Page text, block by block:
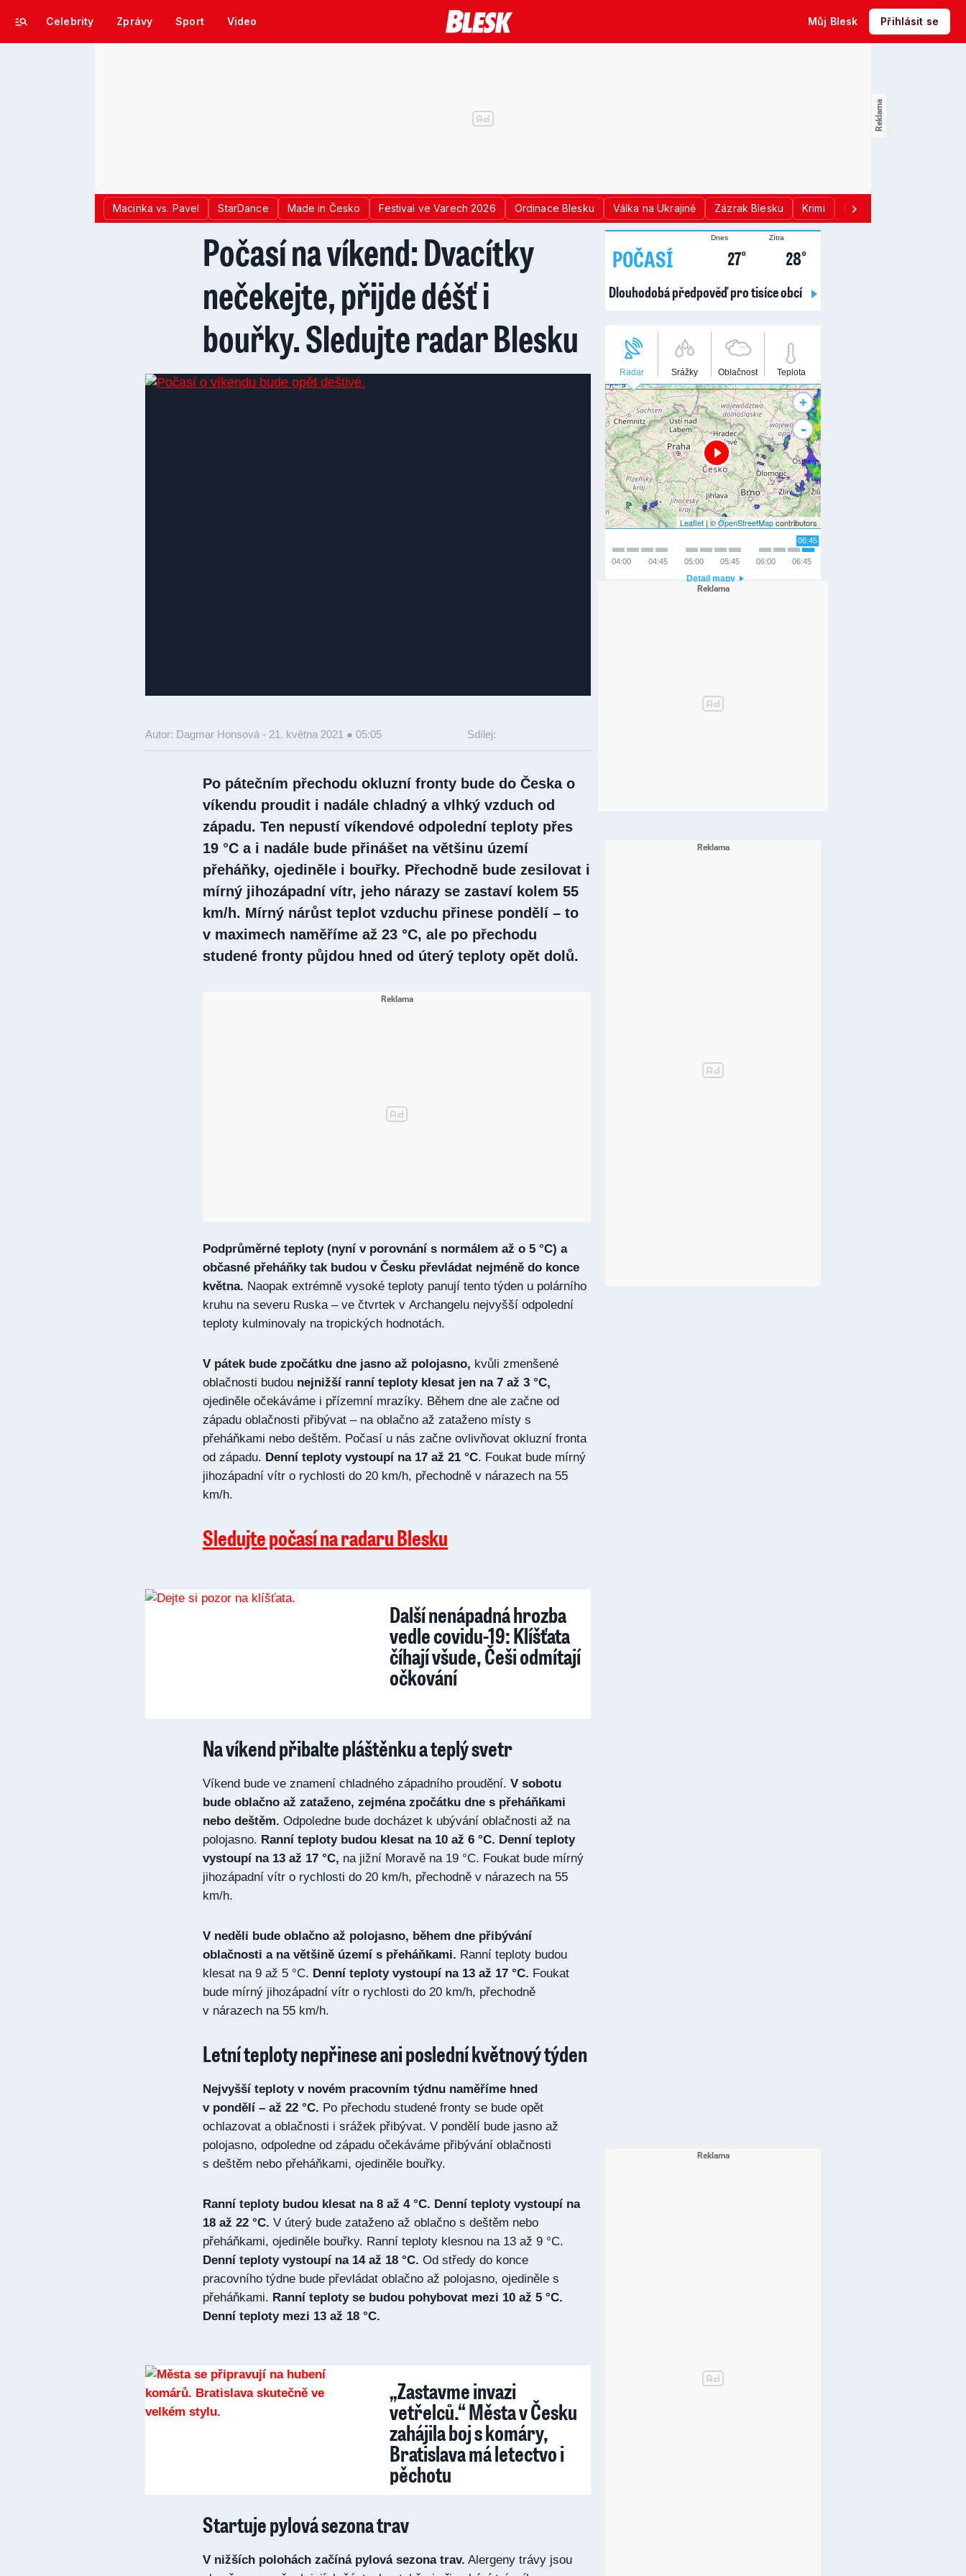
Celebrity Zprávy Sport Video Můj Blesk Přihlásit se
Macinka vs. Pavel StarDance Made in Česko Festival ve Varech 2026 Ordinace Blesku Válka na Ukrajině Zázrak Blesku Krimi Donald Trump
Počasí na víkend: Dvacítky
nečekejte, přijde déšť i
bouřky. Sledujte radar Blesku
Autor: Dagmar Honsová - 21. května 2021 ● 05:05 Sdílej:
Po pátečním přechodu okluzní fronty bude do Česka o
víkendu proudit i nadále chladný a vlhký vzduch od
západu. Ten nepustí víkendové odpolední teploty přes
19 °C a i nadále bude přinášet na většinu území
přeháňky, ojediněle i bouřky. Přechodně bude zesilovat i
mírný jihozápadní vítr, jeho nárazy se zastaví kolem 55
km/h. Mírný nárůst teplot vzduchu přinese pondělí – to
v maximech naměříme až 23 °C, ale po přechodu
studené fronty půjdou hned od úterý teploty opět dolů.
Podprůměrné teploty (nyní v porovnání s normálem až o 5 °C) a
občasné přeháňky tak budou v Česku převládat nejméně do konce
května. Naopak extrémně vysoké teploty panují tento týden u polárního
kruhu na severu Ruska – ve čtvrtek v Archangelu nejvyšší odpolední
teploty kulminovaly na tropických hodnotách.
V pátek bude zpočátku dne jasno až polojasno, kvůli zmenšené
oblačnosti budou nejnižší ranní teploty klesat jen na 7 až 3 °C,
ojediněle očekáváme i přízemní mrazíky. Během dne ale začne od
západu oblačnosti přibývat – na oblačno až zataženo místy s
přeháňkami nebo deštěm. Počasí u nás začne ovlivňovat okluzní fronta
od západu. Denní teploty vystoupí na 17 až 21 °C. Foukat bude mírný
jihozápadní vítr o rychlosti do 20 km/h, přechodně v nárazech na 55
km/h.
Sledujte počasí na radaru Blesku
Další nenápadná hrozba
vedle covidu-19: Klíšťata
číhají všude, Češi odmítají
očkování
Na víkend přibalte pláštěnku a teplý svetr
Víkend bude ve znamení chladného západního proudění. V sobotu
bude oblačno až zataženo, zejména zpočátku dne s přeháňkami
nebo deštěm. Odpoledne bude docházet k ubývání oblačnosti až na
polojasno. Ranní teploty budou klesat na 10 až 6 °C. Denní teploty
vystoupí na 13 až 17 °C, na jižní Moravě na 19 °C. Foukat bude mírný
jihozápadní vítr o rychlosti do 20 km/h, přechodně v nárazech na 55
km/h.
V neděli bude oblačno až polojasno, během dne přibývání
oblačnosti a na většině území s přeháňkami. Ranní teploty budou
klesat na 9 až 5 °C. Denní teploty vystoupí na 13 až 17 °C. Foukat
bude mírný jihozápadní vítr o rychlosti do 20 km/h, přechodně
v nárazech na 55 km/h.
Letní teploty nepřinese ani poslední květnový týden
Nejvyšší teploty v novém pracovním týdnu naměříme hned
v pondělí – až 22 °C. Po přechodu studené fronty se bude opět
ochlazovat a oblačnosti i srážek přibývat. V pondělí bude jasno až
polojasno, odpoledne od západu očekáváme přibývání oblačnosti
s deštěm nebo přeháňkami, ojediněle bouřky.
Ranní teploty budou klesat na 8 až 4 °C. Denní teploty vystoupí na
18 až 22 °C. V úterý bude zataženo až oblačno s deštěm nebo
přeháňkami, ojediněle bouřky. Ranní teploty klesnou na 13 až 9 °C.
Denní teploty vystoupí na 14 až 18 °C. Od středy do konce
pracovního týdne bude převládat oblačno až polojasno, ojediněle s
přeháňkami. Ranní teploty se budou pohybovat mezi 10 až 5 °C.
Denní teploty mezi 13 až 18 °C.
„Zastavme invazi
vetřelců.“ Města v Česku
zahájila boj s komáry,
Bratislava má letectvo i
pěchotu
Startuje pylová sezona trav
V nižších polohách začíná pylová sezona trav. Alergeny trávy jsou
POČASÍ
Dnes
27°
Zítra
28°
Dlouhodobá předpověď pro tisíce obcí
Radar Srážky Oblačnost Teplota
+
-
Leaflet | ©OpenStreetMapcontributors
06:45
06:45
06:00
05:45
05:00
04:45
04:00
Detail mapy